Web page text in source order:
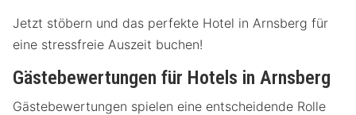
Jetzt stöbern und das perfekte Hotel in Arnsberg für
eine stressfreie Auszeit buchen!
Gästebewertungen für Hotels in Arnsberg
Gästebewertungen spielen eine entscheidende Rolle